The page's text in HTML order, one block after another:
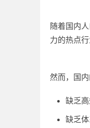
随着国内
力的热点行
然而，国
缺乏
缺乏